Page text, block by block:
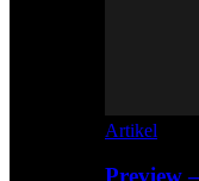
Artikel